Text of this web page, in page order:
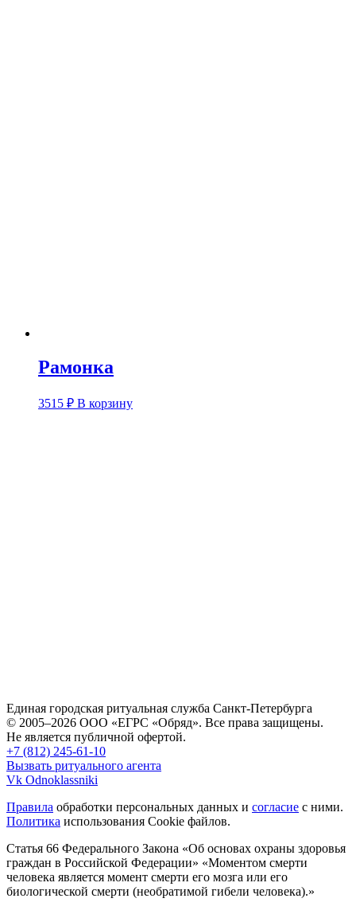
Рамонка
3515 ₽ В корзину
Единая городская ритуальная служба Санкт-Петербурга
© 2005–2026 ООО «ЕГРС «Обряд». Все права защищены.
Не является публичной офертой.
+7 (812) 245-61-10
Вызвать ритуального агента
Vk Odnoklassniki
Правила обработки персональных данных и согласие с ними.
Политика использования Cookie файлов.
Статья 66 Федерального Закона «Об основах охраны здоровья
граждан в Российской Федерации» «Моментом смерти
человека является момент смерти его мозга или его
биологической смерти (необратимой гибели человека).»